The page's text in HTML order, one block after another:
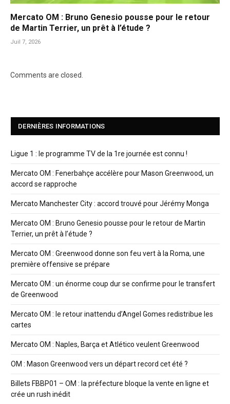
Mercato OM : Bruno Genesio pousse pour le retour
de Martin Terrier, un prêt à l’étude ?
Juil 7, 2026
Comments are closed.
DERNIÈRES INFORMATIONS
Ligue 1 : le programme TV de la 1re journée est connu !
Mercato OM : Fenerbahçe accélère pour Mason Greenwood, un
accord se rapproche
Mercato Manchester City : accord trouvé pour Jérémy Monga
Mercato OM : Bruno Genesio pousse pour le retour de Martin
Terrier, un prêt à l’étude ?
Mercato OM : Greenwood donne son feu vert à la Roma, une
première offensive se prépare
Mercato OM : un énorme coup dur se confirme pour le transfert
de Greenwood
Mercato OM : le retour inattendu d’Angel Gomes redistribue les
cartes
Mercato OM : Naples, Barça et Atlético veulent Greenwood
OM : Mason Greenwood vers un départ record cet été ?
Billets FBBP01 – OM : la préfecture bloque la vente en ligne et
crée un rush inédit